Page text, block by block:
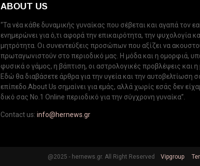
ABOUT US
“Τα νέα κάθε δυναμικής γυναίκας που σέβεται και αγαπά τον
ενημερώνει για ό,τι αφορά την επικαιρότητα, την ψυχολογία
μητρότητα. Οι συνεντεύξεις προσώπων που αξίζει να
πρωταγωνιστούν στο περιοδικό μας. Η μόδα και η ομορφιά,
φυσικά ο γάμος, η βάπτιση, οι αστρολογικές προβλέψεις και η
Εδώ θα διαβάσετε άρθρα για την υγεία και την αυτοβελτίωση
επίπεδο.About Us σημαίνει για εμάς, αλλά χωρίς εσάς δεν
δικό σας Νo.1 Online περιοδικό για την σύγχρονη γυναίκα”.
Contact us: info@hernews.gr
@2025 - hernews.gr. All Right Reserved Vipgroup